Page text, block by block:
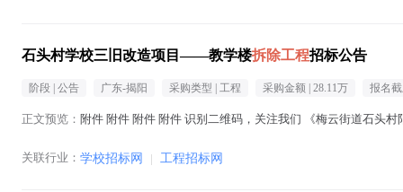
石头村学校三旧改造项目——教学楼拆除工程招标公告
阶段 | 公告 广东-揭阳 采购类型 | 工程 采购金额 | 28.11万 报名
正文预览： 附件 附件 附件 附件 识别二维码，关注我们 《梅云街道石头
关联行业： 学校招标网 | 工程招标网